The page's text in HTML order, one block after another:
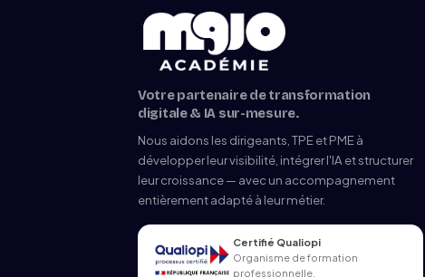
Votre partenaire de transformation
digitale & IA sur-mesure.
Nous aidons les dirigeants, TPE et PME à
développer leur visibilité, intégrer l'IA et structurer
leur croissance — avec un accompagnement
entièrement adapté à leur métier.
Certifié Qualiopi
Organisme de formation
professionnelle.